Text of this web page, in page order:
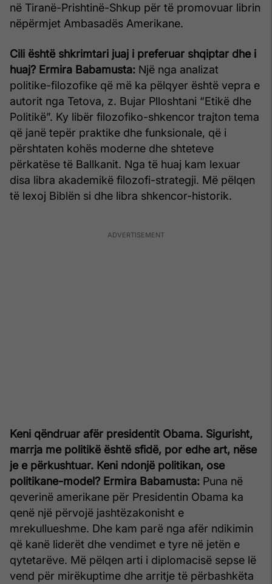
në Tiranë-Prishtinë-Shkup për të promovuar librin
nëpërmjet Ambasadës Amerikane.
Cili është shkrimtari juaj i preferuar shqiptar dhe i
huaj? Ermira Babamusta: Një nga analizat
politike-filozofike që më ka pëlqyer është vepra e
autorit nga Tetova, z. Bujar Plloshtani “Etikë dhe
Politikë”. Ky libër filozofiko-shkencor trajton tema
që janë tepër praktike dhe funksionale, që i
përshtaten kohës moderne dhe shteteve
përkatëse të Ballkanit. Nga të huaj kam lexuar
disa libra akademikë filozofi-strategji. Më pëlqen
të lexoj Biblën si dhe libra shkencor-historik.
Keni qëndruar afër presidentit Obama. Sigurisht,
marrja me politikë është sfidë, por edhe art, nëse
je e përkushtuar. Keni ndonjë politikan, ose
politikane-model? Ermira Babamusta: Puna në
qeverinë amerikane për Presidentin Obama ka
qenë një përvojë jashtëzakonisht e
mrekullueshme. Dhe kam parë nga afër ndikimin
që kanë liderët dhe vendimet e tyre në jetën e
qytetarëve. Më pëlqen arti i diplomacisë sepse lë
vend për mirëkuptime dhe arritje të përbashkëta